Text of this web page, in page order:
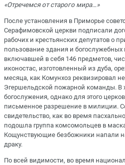
«Отречемся от старого мира…»
После установления в Приморье
Серафимовской церкви подписали
рабочих и крестьянских депутатов о
пользование здания и богослужебных
включавшей в себя 146 предметов,
иконостас, изготовленный из дуба,
месяца, как Комунхоз реквизировал
Эгершельдской пожарной команды. В
богослужения, однако для этого
письменное разрешение в милиции.
свидетельство, как во время
подошла группа комсомольцев в
Кощунствующие безбожники напали
драку.
По всей видимости, во время